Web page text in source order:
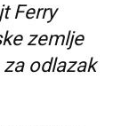
Ferry
zemlje
odlazak